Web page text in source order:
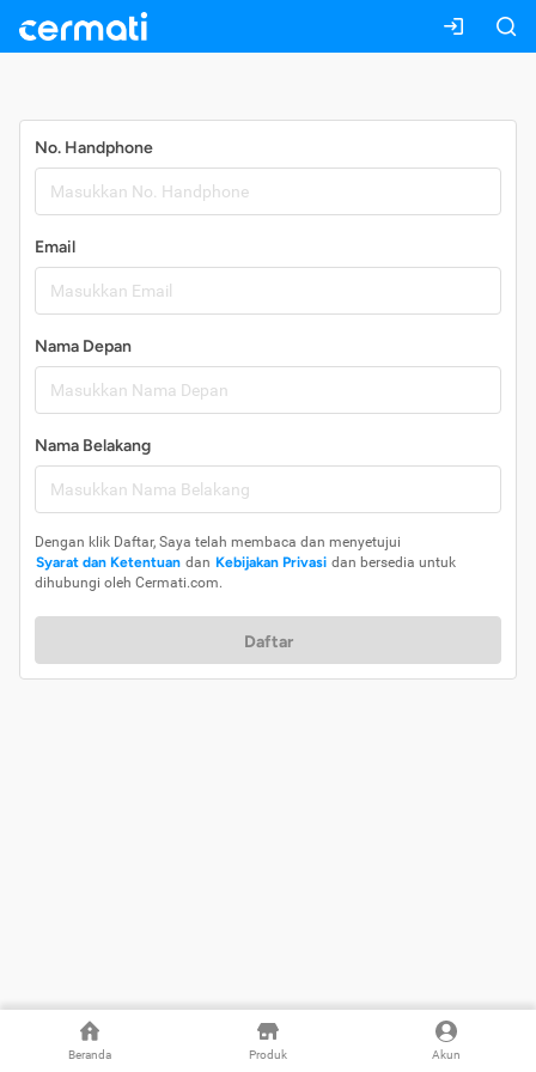
Beranda Produk Akun
No. Handphone
Email
Nama Depan
Nama Belakang
Dengan klik Daftar, Saya telah membaca dan menyetujui
Syarat dan Ketentuan dan Kebijakan Privasi dan bersedia untuk
dihubungi oleh Cermati.com.
Daftar